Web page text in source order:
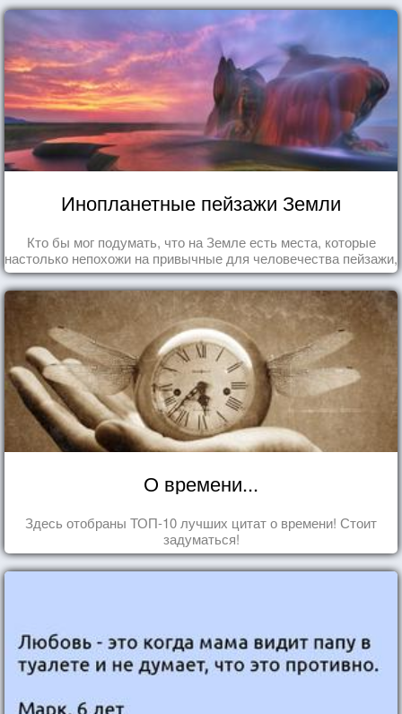
Инопланетные пейзажи Земли
Кто бы мог подумать, что на Земле есть места, которые
настолько непохожи на привычные для человечества пейзажи,
что кажутся и вовсе инопланетными!
О времени...
Здесь отобраны ТОП-10 лучших цитат о времени! Стоит
задуматься!